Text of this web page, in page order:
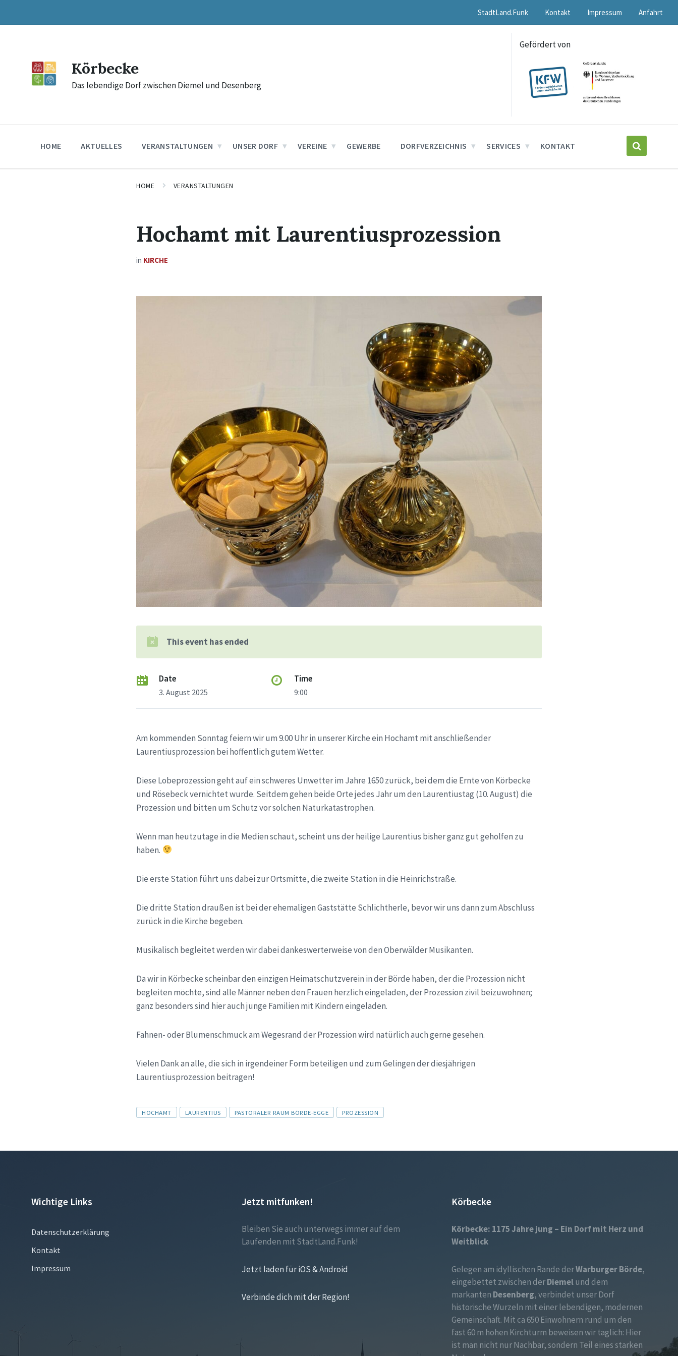
content
main
footer
StadtLand.Funk Kontakt Impressum Anfahrt
Körbecke
Das lebendige Dorf zwischen Diemel und Desenberg
Gefördert von
HOME AKTUELLES VERANSTALTUNGEN UNSER DORF VEREINE GEWERBE DORFVERZEICHNIS SERVICES KONTAKT
HOME VERANSTALTUNGEN
Hochamt mit Laurentiusprozession
in KIRCHE
This event has ended
Date
3. August 2025
Time
9:00
Am kommenden Sonntag feiern wir um 9.00 Uhr in unserer Kirche ein Hochamt mit anschließender
Laurentiusprozession bei hoffentlich gutem Wetter.
Diese Lobeprozession geht auf ein schweres Unwetter im Jahre 1650 zurück, bei dem die Ernte von Körbecke
und Rösebeck vernichtet wurde. Seitdem gehen beide Orte jedes Jahr um den Laurentiustag (10. August) die
Prozession und bitten um Schutz vor solchen Naturkatastrophen.
Wenn man heutzutage in die Medien schaut, scheint uns der heilige Laurentius bisher ganz gut geholfen zu
haben.
Die erste Station führt uns dabei zur Ortsmitte, die zweite Station in die Heinrichstraße.
Die dritte Station draußen ist bei der ehemaligen Gaststätte Schlichtherle, bevor wir uns dann zum Abschluss
zurück in die Kirche begeben.
Musikalisch begleitet werden wir dabei dankeswerterweise von den Oberwälder Musikanten.
Da wir in Körbecke scheinbar den einzigen Heimatschutzverein in der Börde haben, der die Prozession nicht
begleiten möchte, sind alle Männer neben den Frauen herzlich eingeladen, der Prozession zivil beizuwohnen;
ganz besonders sind hier auch junge Familien mit Kindern eingeladen.
Fahnen- oder Blumenschmuck am Wegesrand der Prozession wird natürlich auch gerne gesehen.
Vielen Dank an alle, die sich in irgendeiner Form beteiligen und zum Gelingen der diesjährigen
Laurentiusprozession beitragen!
Tags
HOCHAMT LAURENTIUS PASTORALER RAUM BÖRDE-EGGE PROZESSION
Wichtige Links
Datenschutzerklärung
Kontakt
Impressum
Jetzt mitfunken!
Bleiben Sie auch unterwegs immer auf dem
Laufenden mit StadtLand.Funk!
Jetzt laden für iOS & Android
Verbinde dich mit der Region!
Körbecke
Körbecke: 1175 Jahre jung – Ein Dorf mit Herz und
Weitblick
Gelegen am idyllischen Rande derWarburger Börde,
eingebettet zwischen derDiemelund dem
markanten Desenberg, verbindet unser Dorf
historische Wurzeln mit einer lebendigen, modernen
Gemeinschaft. Mit ca 650 Einwohnern rund um den
fast 60 m hohen Kirchturm beweisen wir täglich: Hier
ist man nicht nur Nachbar, sondern Teil eines starken